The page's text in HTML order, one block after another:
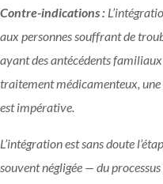
Contre-indications :
aux personnes souffrant de
ayant des antécédents
traitement médicamenteux,
est impérative.
L’intégration est sans doute
souvent négligée — du